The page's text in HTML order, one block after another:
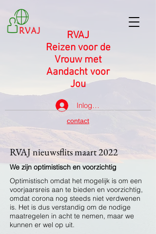
RVAJ
Reizen voor de
Vrouw met
Aandacht voor
Jou
contact
Inloggen
RVAJ nieuwsflits maart 2022
We zijn optimistisch en voorzichtig
Optimistisch omdat het mogelijk is om een
voorjaarsreis aan te bieden en voorzichtig,
omdat corona nog steeds niet verdwenen
is. Het is dus verstandig om de nodige
maatregelen in acht te nemen, maar we
kunnen er wel op uit.